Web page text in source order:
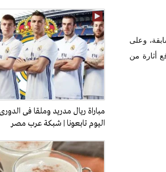
مباراة ريال مدريد وملقا فى
اليوم تابعونا | شبكة عرب مصر
وعلى
أثارة من